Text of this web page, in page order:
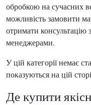
обробкою на сучасних
можливість замовити
отримати консультацію
менеджерами.
У цій категорії немає
показуються на цій
Де купити